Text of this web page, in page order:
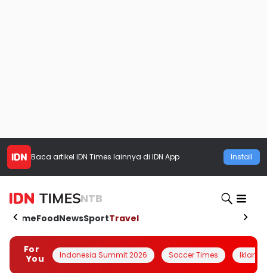
Baca artikel IDN Times lainnya di IDN App Install
NTB
HomeFoodNewsSportTravel
For
You
Indonesia Summit 2026 Soccer Times Iklanin